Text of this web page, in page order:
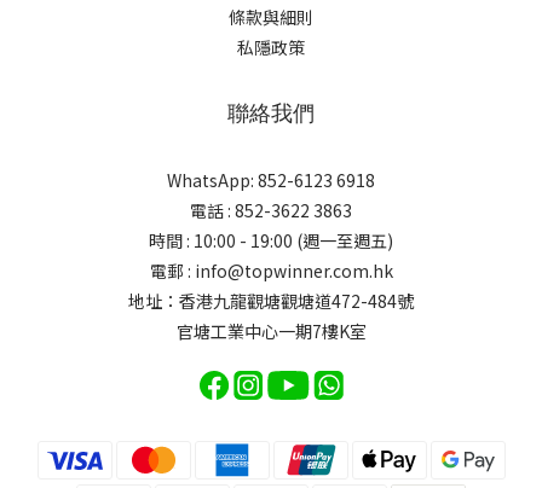
條款與細則
私隱政策
聯絡我們
WhatsApp: 852-6123 6918
電話 : 852-3622 3863
時間 : 10:00 - 19:00 (週一至週五)
電郵 : info@topwinner.com.hk
地址：香港九龍觀塘觀塘道472-484號
官塘工業中心一期7樓K室